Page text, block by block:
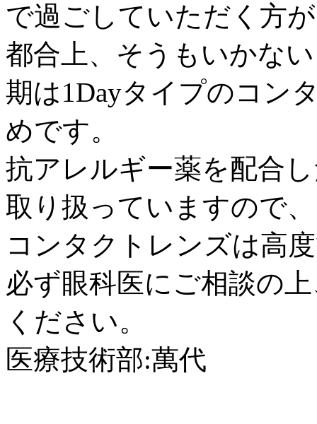
で過ごしていただく方
都合上、そうもいかな
期は1Dayタイプのコン
めです。
抗アレルギー薬を配合
取り扱っていますので
コンタクトレンズは高
必ず眼科医にご相談の
ください。
医療技術部:萬代